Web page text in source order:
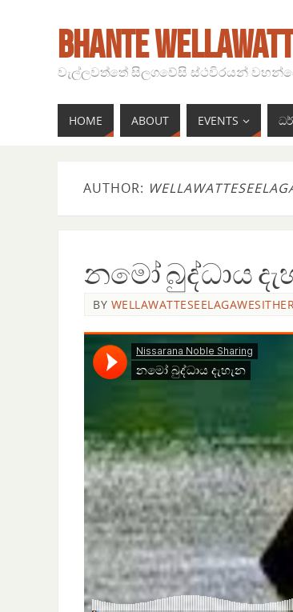
BHANTE
වැල්ලවත්තේ සිලගවේසි ස්ථවිරයන්
HOME ABOUT EVENTS
AUTHOR:
නමෝ බුද්ධාය
BY